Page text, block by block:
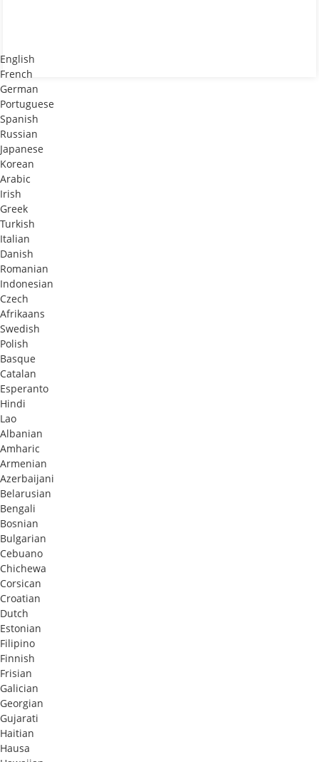
English
French
German
Portuguese
Spanish
Russian
Japanese
Korean
Arabic
Irish
Greek
Turkish
Italian
Danish
Romanian
Indonesian
Czech
Afrikaans
Swedish
Polish
Basque
Catalan
Esperanto
Hindi
Lao
Albanian
Amharic
Armenian
Azerbaijani
Belarusian
Bengali
Bosnian
Bulgarian
Cebuano
Chichewa
Corsican
Croatian
Dutch
Estonian
Filipino
Finnish
Frisian
Galician
Georgian
Gujarati
Haitian
Hausa